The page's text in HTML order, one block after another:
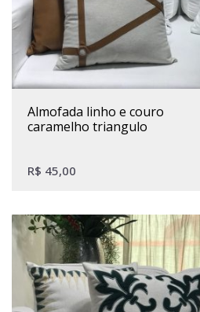
almofada linho e couro
caramelho triangulo
R$ 45,00